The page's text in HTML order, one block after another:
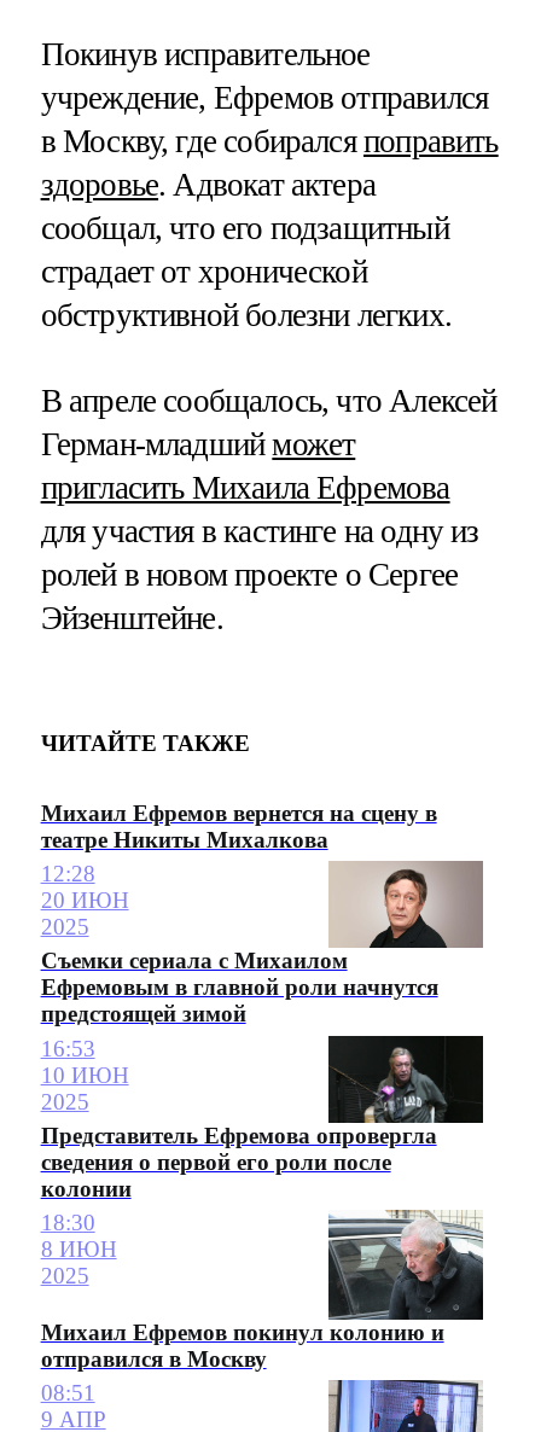
Покинув исправительное
учреждение, Ефремов отправился
в Москву, где собиралсяпоправить
здоровье. Адвокат актера
сообщал, что его подзащитный
страдает от хронической
обструктивной болезни легких.
В апреле сообщалось, что Алексей
Герман-младшийможет
пригласить Михаила Ефремова
для участия в кастинге на одну из
ролей в новом проекте о Сергее
Эйзенштейне.
ЧИТАЙТЕ ТАКЖЕ
Михаил Ефремов вернется на сцену в
театре Никиты Михалкова
12:28
20 ИЮН
2025
Съемки сериала с Михаилом
Ефремовым в главной роли начнутся
предстоящей зимой
16:53
10 ИЮН
2025
Представитель Ефремова опровергла
сведения о первой его роли после
колонии
18:30
8 ИЮН
2025
Михаил Ефремов покинул колонию и
отправился в Москву
08:51
9 АПР